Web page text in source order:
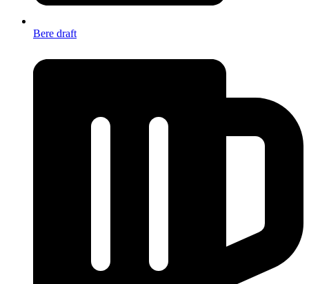
Bere draft